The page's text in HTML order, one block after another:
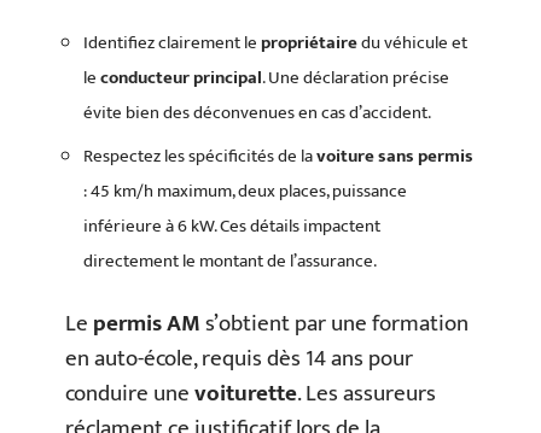
Identifiez clairement lepropriétairedu véhicule et
leconducteur principal. Une déclaration précise
évite bien des déconvenues en cas d’accident.
Respectez les spécificités de lavoiture sans permis
: 45 km/h maximum, deux places, puissance
inférieure à 6 kW. Ces détails impactent
directement le montant de l’assurance.
Lepermis AMs’obtient par une formation
en auto-école, requis dès 14 ans pour
conduire unevoiturette. Les assureurs